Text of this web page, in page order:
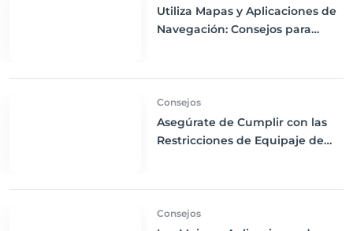
Utiliza Mapas y Aplicaciones de
Navegación: Consejos para
Consejos
Asegúrate de Cumplir con las
Restricciones de Equipaje de
Consejos